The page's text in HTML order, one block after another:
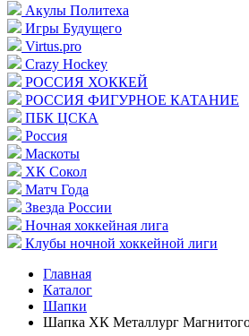
Акулы Политеха
Игры Будущего
Virtus.pro
Crazy Hockey
РОССИЯ ХОККЕЙ
РОССИЯ ФИГУРНОЕ КАТАНИЕ
ПБК ЦСКА
Россия
Маскоты
ХК Сокол
Матч Года
Звезда России
Ночная хоккейная лига
Клубы ночной хоккейной лиги
Главная
Каталог
Шапки
Шапка ХК Металлург